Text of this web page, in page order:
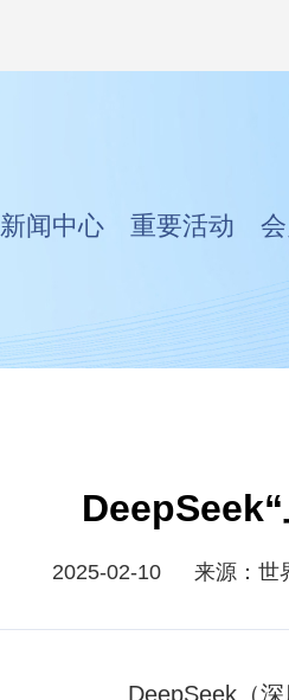
新闻中心 重要活动
2025-02-10 来源：世
DeepSeek（深